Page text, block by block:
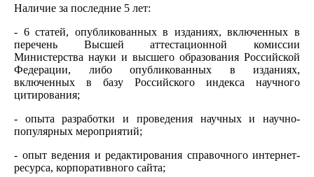
Наличие за последние 5 лет:
- 6 статей, опубликованных в изданиях, включенных в
перечень Высшей аттестационной комиссии
Министерства науки и высшего образования Российской
Федерации, либо опубликованных в изданиях,
включенных в базу Российского индекса научного
цитирования;
- опыта разработки и проведения научных и научно-
популярных мероприятий;
- опыт ведения и редактирования справочного интернет-
ресурса, корпоративного сайта;